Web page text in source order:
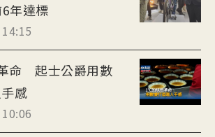
年達標
命 起士公爵用數
感